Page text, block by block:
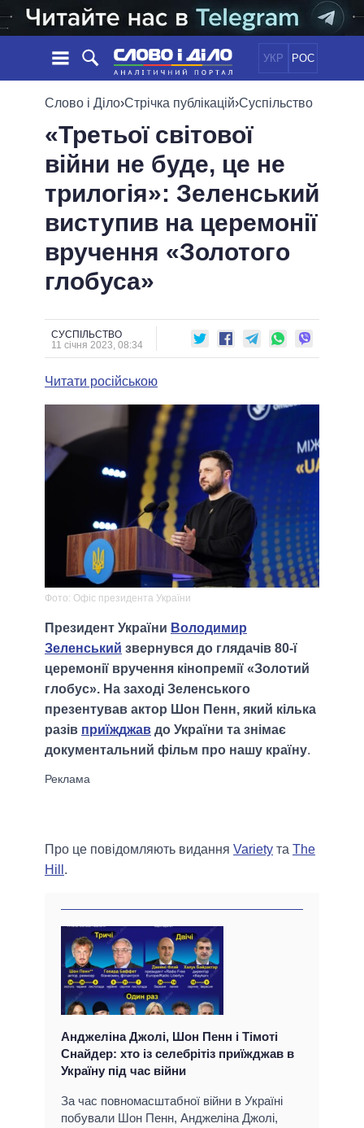
УКР РОС
НОВИНИ
СТРІЧКА
ПОДІЇ
СТАТТІ
ДУМКИ
ОГЛЯДИ
ДАЙДЖЕСТИ
ПОЛІТИКА
ЕКОНОМІКА
СУСПІЛЬСТВО
ОБIЦЯНКИ
ПОЛIТИКИ
УСІ ПОЛІТИКИ
ПРЕЗИДЕНТ І ОФІС
ВЕРХОВНА РАДА
КАБІНЕТ МІНІСТРІВ
МЕРИ МІСТ
ВСІ ПЕРСОНИ
ВІДЕО
ПІДТРИМАТИ
ПОРІВНЯННЯ ПОЛІТИКІВ
Слово і Діло›Стрічка публікацій›Суспільство
«Третьої світової
війни не буде, це не
трилогія»: Зеленський
виступив на церемонії
вручення «Золотого
глобуса»
СУСПІЛЬСТВО
11 січня 2023, 08:34
Читати російською
Фото: Офіс президента України
Президент України Володимир
Зеленський звернувся до глядачів 80-ї
церемонії вручення кінопремії «Золотий
глобус». На заході Зеленського
презентував актор Шон Пенн, який кілька
разів приїжджав до України та знімає
документальний фільм про нашу країну.
Про це повідомляють видання Variety та The
Hill .
Анджеліна Джолі, Шон Пенн і Тімоті
Снайдер: хто із селебрітіз приїжджав в
Україну під час війни
За час повномасштабної війни в Україні
побували Шон Пенн, Анджеліна Джолі,